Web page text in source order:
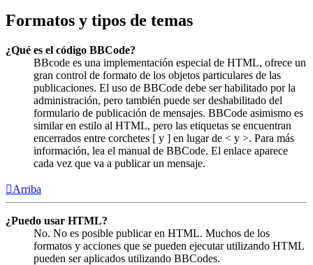
Formatos y tipos de temas
¿Qué es el código BBCode?
BBcode es una implementación especial de HTML, ofrece un
gran control de formato de los objetos particulares de las
publicaciones. El uso de BBCode debe ser habilitado por la
administración, pero también puede ser deshabilitado del
formulario de publicación de mensajes. BBCode asimismo es
similar en estilo al HTML, pero las etiquetas se encuentran
encerrados entre corchetes [ y ] en lugar de < y >. Para más
información, lea el manual de BBCode. El enlace aparece
cada vez que va a publicar un mensaje.
Arriba
¿Puedo usar HTML?
No. No es posible publicar en HTML. Muchos de los
formatos y acciones que se pueden ejecutar utilizando HTML
pueden ser aplicados utilizando BBCodes.